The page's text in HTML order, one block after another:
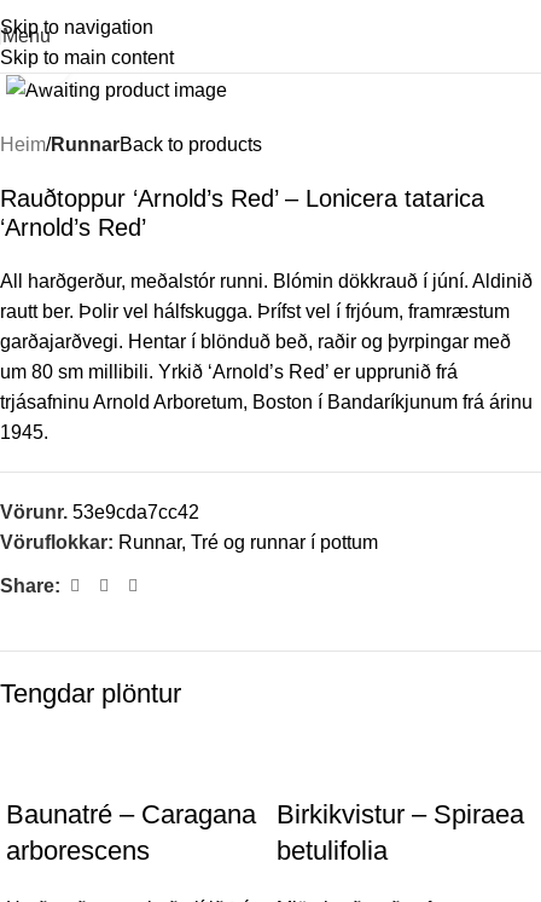
Skip to navigation
Skip to main content
Menu
Stækka mynd
Heim RunnarBack to products
Rauðtoppur ‘Arnold’s Red’ – Lonicera tatarica
‘Arnold’s Red’
All harðgerður, meðalstór runni. Blómin dökkrauð í júní. Aldinið
rautt ber. Þolir vel hálfskugga. Þrífst vel í frjóum, framræstum
garðajarðvegi. Hentar í blönduð beð, raðir og þyrpingar með
um 80 sm millibili. Yrkið ‘Arnold’s Red’ er upprunið frá
trjásafninu Arnold Arboretum, Boston í Bandaríkjunum frá árinu
1945.
Vörunr. 53e9cda7cc42
Vöruflokkar: Runnar, Tré og runnar í pottum
Share:
Tengdar plöntur
Baunatré – Caragana
arborescens
Birkikvistur – Spiraea
betulifolia